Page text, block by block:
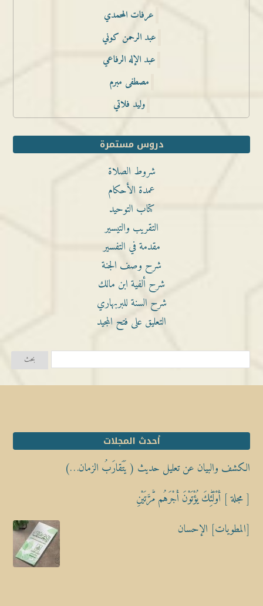
عرفات المحمدي
عبد الرحمن كوني
عبد الإله الرفاعي
مصطفى مبرم
وليد فلاتي
دروس مستمرة
شروط الصلاة
عمدة الأحكام
كتاب التوحيد
التقريب والتيسير
مقدمة في التفسير
شرح وصف الجنة
شرح ألفية ابن مالك
شرح السنة للبربهاري
التعليق على فتح المجيد
أحدث المجلات
الكشف والبيان عن تعليل حديث ( يَتَقارَبُ الزمان…)
[ مجلة ] أُوْلَٰٓئِكَ يُؤْتَوْنَ أَجْرَهُم مَّرَّتَيْنِ
[المطويات] الإحسان